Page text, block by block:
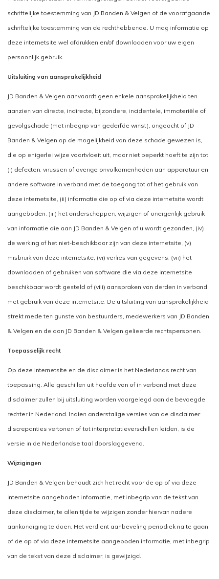
schriftelijke toestemming van JD Banden & Velgen of de voorafgaande
schriftelijke toestemming van de rechthebbende. U mag informatie op
deze internetsite wel afdrukken en/of downloaden voor uw eigen
persoonlijk gebruik.
Uitsluiting van aansprakelijkheid
JD Banden & Velgen aanvaardt geen enkele aansprakelijkheid ten
aanzien van directe, indirecte, bijzondere, incidentele, immateriële of
gevolgschade (met inbegrip van gederfde winst), ongeacht of JD
Banden & Velgen op de mogelijkheid van deze schade gewezen is,
die op enigerlei wijze voortvloeit uit, maar niet beperkt hoeft te zijn tot
(i) defecten, virussen of overige onvolkomenheden aan apparatuur en
andere software in verband met de toegang tot of het gebruik van
deze internetsite, (ii) informatie die op of via deze internetsite wordt
aangeboden, (iii) het onderscheppen, wijzigen of oneigenlijk gebruik
van informatie die aan JD Banden & Velgen of u wordt gezonden, (iv)
de werking of het niet-beschikbaar zijn van deze internetsite, (v)
misbruik van deze internetsite, (vi) verlies van gegevens, (vii) het
downloaden of gebruiken van software die via deze internetsite
beschikbaar wordt gesteld of (viii) aanspraken van derden in verband
met gebruik van deze internetsite. De uitsluiting van aansprakelijkheid
strekt mede ten gunste van bestuurders, medewerkers van JD Banden
& Velgen en de aan JD Banden & Velgen gelieerde rechtspersonen.
Toepasselijk recht
Op deze internetsite en de disclaimer is het Nederlands recht van
toepassing. Alle geschillen uit hoofde van of in verband met deze
disclaimer zullen bij uitsluiting worden voorgelegd aan de bevoegde
rechter in Nederland. Indien anderstalige versies van de disclaimer
discrepanties vertonen of tot interpretatieverschillen leiden, is de
versie in de Nederlandse taal doorslaggevend.
Wijzigingen
JD Banden & Velgen behoudt zich het recht voor de op of via deze
internetsite aangeboden informatie, met inbegrip van de tekst van
deze disclaimer, te allen tijde te wijzigen zonder hiervan nadere
aankondiging te doen. Het verdient aanbeveling periodiek na te gaan
of de op of via deze internetsite aangeboden informatie, met inbegrip
van de tekst van deze disclaimer, is gewijzigd.